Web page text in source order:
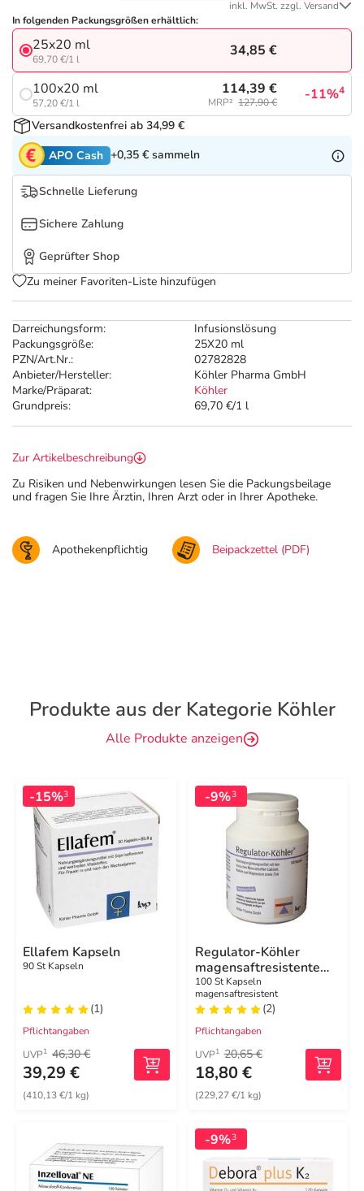
Tierapotheke
Vitamine & Mineralstoffe
Marken
Salus Deals
Darreichungsform:
Infusionslösung
Packungsgröße:
25X20 ml
PZN/Art.Nr.:
02782828
Anbieter/Hersteller:
Köhler Pharma GmbH
Marke/Präparat:
Köhler
Grundpreis:
69,70 €/1 l
inkl. MwSt. zzgl. Versand
In folgenden Packungsgrößen erhältlich:
25x20 ml
69,70 €/1 l
34,85 €
100x20 ml
57,20 €/1 l
114,39 €
MRP² 127,90 € -11%4
Versandkostenfrei ab 34,99 €
APO Cash +0,35 € sammeln
Schnelle Lieferung
Sichere Zahlung
Geprüfter Shop
Zu meiner Favoriten-Liste hinzufügen
Zur Artikelbeschreibung
Zu Risiken und Nebenwirkungen lesen Sie die Packungsbeilage
und fragen Sie Ihre Ärztin, Ihren Arzt oder in Ihrer Apotheke.
Apothekenpflichtig Beipackzettel (PDF)
Produkte aus der Kategorie Köhler
Alle Produkte anzeigen
-15%3
Ellafem Kapseln
90 St Kapseln
(1)
Pflichtangaben
UVP1 46,30 €
39,29 €
(410,13 €/1 kg)
-9%3
Regulator-Köhler
magensaftresistente
Kapseln
100 St Kapseln
magensaftresistent
(2)
Pflichtangaben
UVP1 20,65 €
18,80 €
(229,27 €/1 kg)
-9%3